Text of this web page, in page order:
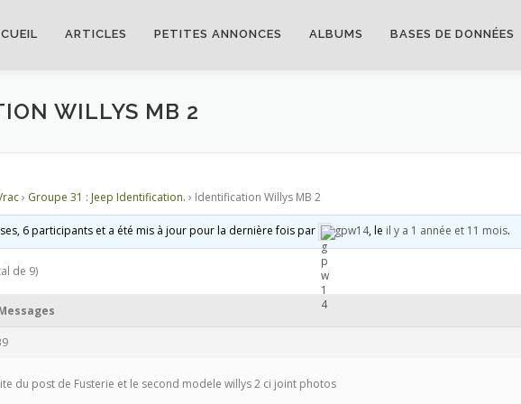
ARTICLES PETITES ANNONCES ALBUMS BASES DE DONNÉES
WILLYS MB 2
› Groupe 31 : Jeep Identification. › Identification Willys MB 2
6 participants et a été mis à jour pour la dernière fois par gpw14, le il y a 1 année et 11 mois.
de 9)
du post de Fusterie et le second modele willys 2 ci joint photos